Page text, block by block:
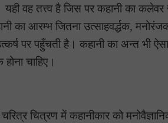
यही वह तत्त्व है जिस पर कहानी का
का आरम्भ जितना उत्साहवर्द्धक,
पर पहुँचती है। कहानी का अन्त भी
चाहिए।
चित्रण में कहानीकार को